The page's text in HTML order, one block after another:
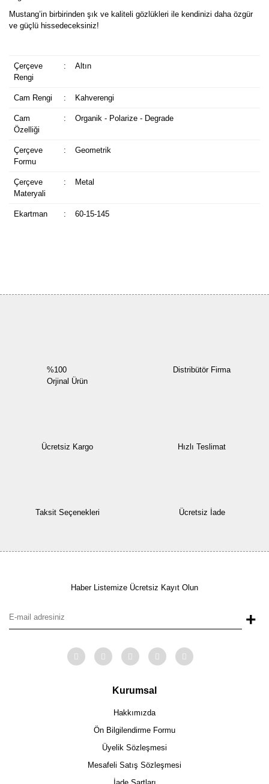
Mustang’in birbirinden şık ve kaliteli gözlükleri ile kendinizi daha özgür
ve güçlü hissedeceksiniz!
Çerçeve
Rengi
: Altın
Cam Rengi : Kahverengi
Cam
Özelliği
: Organik - Polarize - Degrade
Çerçeve
Formu
: Geometrik
Çerçeve
Materyali
: Metal
Ekartman : 60-15-145
%100
Orjinal Ürün
Distribütör Firma
Ücretsiz Kargo Hızlı Teslimat
Taksit Seçenekleri Ücretsiz İade
Haber Listemize Ücretsiz Kayıt Olun
+
Kurumsal
Hakkımızda
Ön Bilgilendirme Formu
Üyelik Sözleşmesi
Mesafeli Satış Sözleşmesi